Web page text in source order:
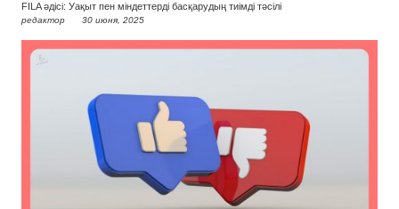
FILA әдісі: Уақыт пен міндеттерді басқарудың тиімді тәсілі
редактор 30 июня, 2025